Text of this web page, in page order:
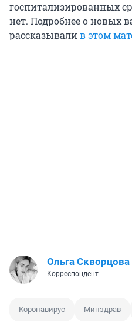
госпитализированных
нет. Подробнее о новых
рассказывалив этом
Ольга Скворцова
Корреспондент
Коронавирус Минздрав